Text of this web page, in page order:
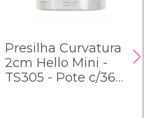
Presilha Curvatura
2cm Hello Mini -
TS305 - Pote c/36